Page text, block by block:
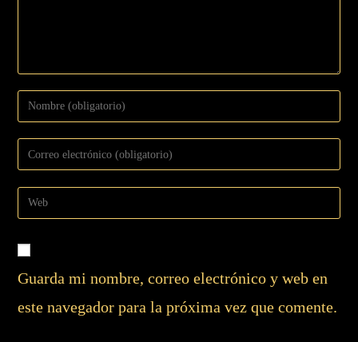
Guarda mi nombre, correo electrónico y web en
este navegador para la próxima vez que comente.